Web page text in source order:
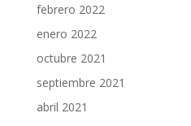
febrero 2022
enero 2022
octubre 2021
septiembre 2021
abril 2021